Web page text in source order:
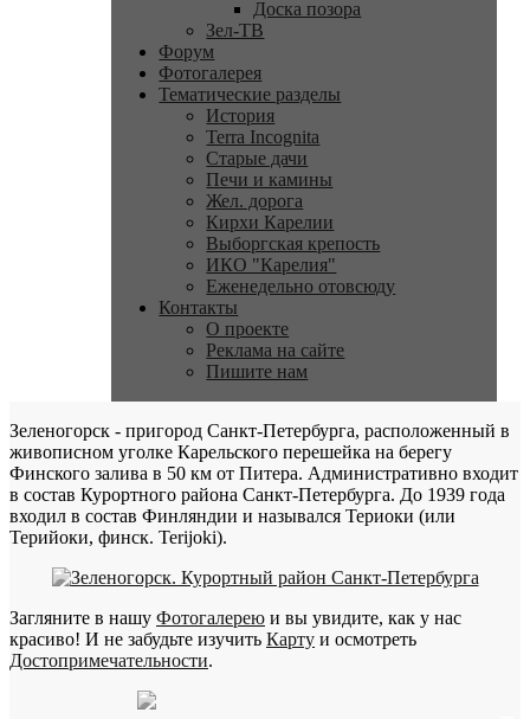
Доска позора
Зел-ТВ
Форум
Фотогалерея
Тематические разделы
История
Terra Incognita
Старые дачи
Печи и камины
Жел. дорога
Кирхи Карелии
Выборгская крепость
ИКО "Карелия"
Еженедельно отовсюду
Контакты
О проекте
Реклама на сайте
Пишите нам
Зеленогорск - пригород Санкт-Петербурга, расположенный в
живописном уголке Карельского перешейка на берегу
Финского залива в 50 км от Питера. Административно входит
в состав Курортного района Санкт-Петербурга. До 1939 года
входил в состав Финляндии и назывался Териоки (или
Терийоки, финск. Terijoki).
Загляните в нашу Фотогалерею и вы увидите, как у нас
красиво! И не забудьте изучить Карту и осмотреть
Достопримечательности.